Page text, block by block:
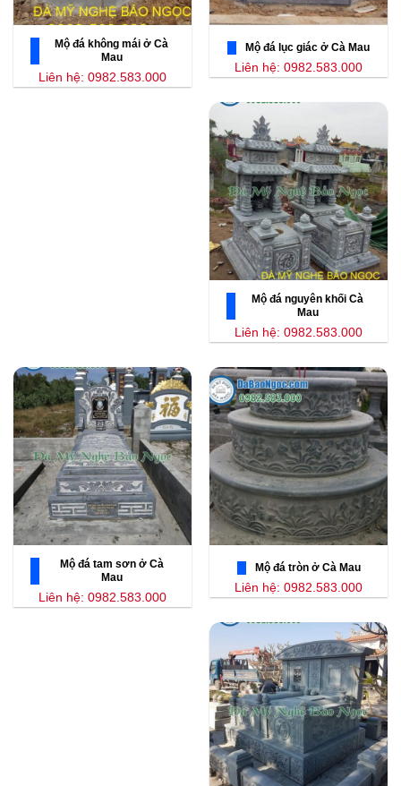
Mộ đá không mái ở Cà
Mau
Liên hệ: 0982.583.000
Mộ đá lục giác ở Cà Mau
Liên hệ: 0982.583.000
Mộ đá nguyên khối Cà
Mau
Liên hệ: 0982.583.000
Mộ đá tam sơn ở Cà
Mau
Liên hệ: 0982.583.000
Mộ đá tròn ở Cà Mau
Liên hệ: 0982.583.000